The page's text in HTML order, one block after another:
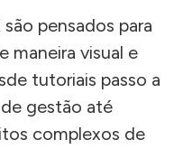
pensados para
maneira visual e
tutoriais passo a
gestão até
complexos de